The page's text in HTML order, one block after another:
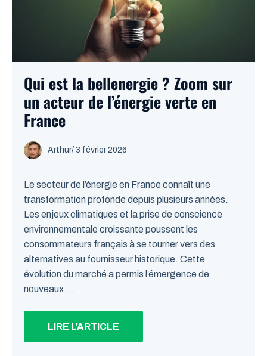
Qui est la bellenergie ? Zoom sur
un acteur de l’énergie verte en
France
Arthur/ 3 février 2026
Le secteur de l’énergie en France connaît une
transformation profonde depuis plusieurs années.
Les enjeux climatiques et la prise de conscience
environnementale croissante poussent les
consommateurs français à se tourner vers des
alternatives au fournisseur historique. Cette
évolution du marché a permis l’émergence de
nouveaux ...
LIRE L'ARTICLE